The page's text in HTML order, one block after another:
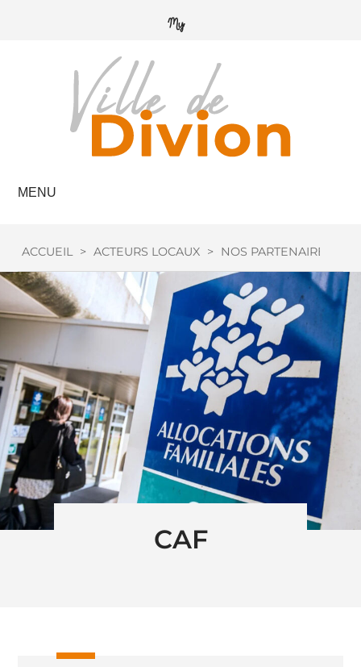
MENU
ACCUEIL > ACTEURS LOCAUX > NOS PARTENAIRES
CAF